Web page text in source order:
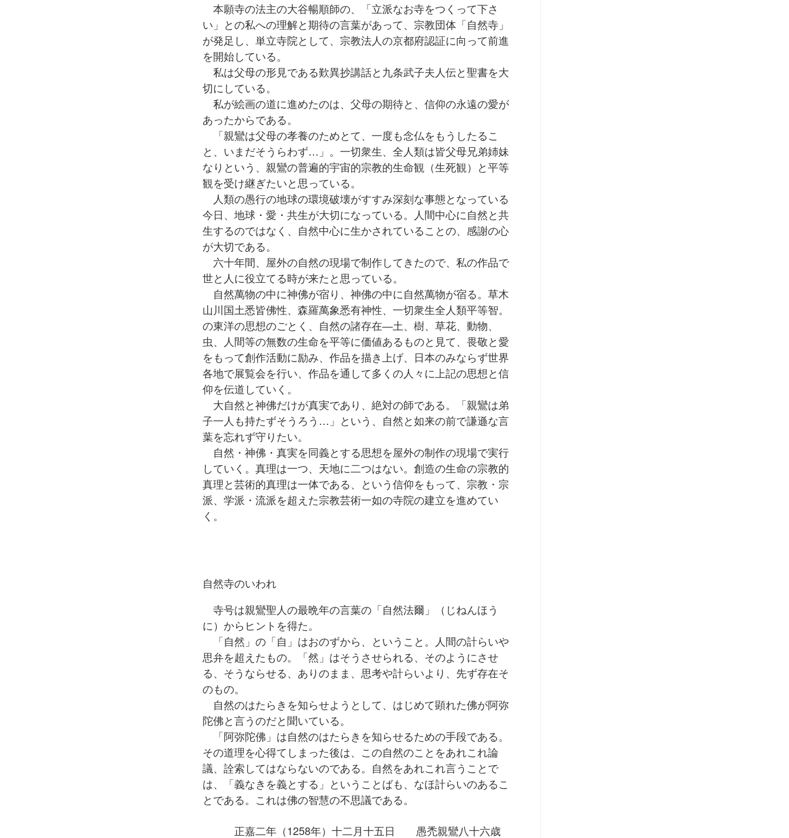
本願寺の法主の大谷暢順師の、「立派なお寺をつくって下さ
い」との私への理解と期待の言葉があって、宗教団体「自然寺」
が発足し、単立寺院として、宗教法人の京都府認証に向って前進
を開始している。
私は父母の形見である歎異抄講話と九条武子夫人伝と聖書を大
切にしている。
私が絵画の道に進めたのは、父母の期待と、信仰の永遠の愛が
あったからである。
「親鸞は父母の孝養のためとて、一度も念仏をもうしたるこ
と、いまだそうらわず…」。一切衆生、全人類は皆父母兄弟姉妹
なりという、親鸞の普遍的宇宙的宗教的生命観（生死観）と平等
観を受け継ぎたいと思っている。
人類の愚行の地球の環境破壊がすすみ深刻な事態となっている
今日、地球・愛・共生が大切になっている。人間中心に自然と共
生するのではなく、自然中心に生かされていることの、感謝の心
が大切である。
六十年間、屋外の自然の現場で制作してきたので、私の作品で
世と人に役立てる時が来たと思っている。
自然萬物の中に神佛が宿り、神佛の中に自然萬物が宿る。草木
山川国土悉皆佛性、森羅萬象悉有神性、一切衆生全人類平等智。
の東洋の思想のごとく、自然の諸存在―土、樹、草花、動物、
虫、人間等の無数の生命を平等に価値あるものと見て、畏敬と愛
をもって創作活動に励み、作品を描き上げ、日本のみならず世界
各地で展覧会を行い、作品を通して多くの人々に上記の思想と信
仰を伝道していく。
大自然と神佛だけが真実であり、絶対の師である。「親鸞は弟
子一人も持たずそうろう…」という、自然と如来の前で謙遜な言
葉を忘れず守りたい。
自然・神佛・真実を同義とする思想を屋外の制作の現場で実行
していく。真理は一つ、天地に二つはない。創造の生命の宗教的
真理と芸術的真理は一体である、という信仰をもって、宗教・宗
派、学派・流派を超えた宗教芸術一如の寺院の建立を進めてい
く。
自然寺のいわれ
寺号は親鸞聖人の最晩年の言葉の「自然法爾」（じねんほう
に）からヒントを得た。
「自然」の「自」はおのずから、ということ。人間の計らいや
思弁を超えたもの。「然」はそうさせられる、そのようにさせ
る、そうならせる、ありのまま、思考や計らいより、先ず存在そ
のもの。
自然のはたらきを知らせようとして、はじめて顕れた佛が阿弥
陀佛と言うのだと聞いている。
「阿弥陀佛」は自然のはたらきを知らせるための手段である。
その道理を心得てしまった後は、この自然のことをあれこれ論
議、詮索してはならないのである。自然をあれこれ言うことで
は、「義なきを義とする」ということばも、なほ計らいのあるこ
とである。これは佛の智慧の不思議である。
正嘉二年（1258年）十二月十五日 愚禿親鸞八十六歳